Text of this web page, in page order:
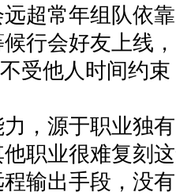
超常年组队依
行会好友上线
受他人时间约
源于职业独有
职业很难复刻
输出手段，没